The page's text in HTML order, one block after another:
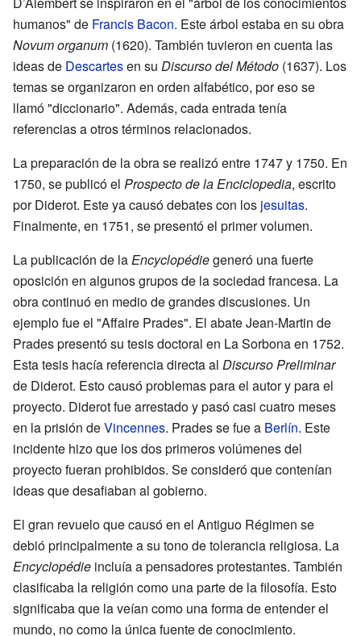
humanos" de Francis Bacon. Este árbol estaba en su obra
Novum organum (1620). También tuvieron en cuenta las
ideas de Descartesen su Discurso del Método (1637). Los
temas se organizaron en orden alfabético, por eso se
llamó "diccionario". Además, cada entrada tenía
referencias a otros términos relacionados.
La preparación de la obra se realizó entre 1747 y 1750. En
1750, se publicó el Prospecto de la Enciclopedia, escrito
por Diderot. Este ya causó debates con los jesuitas.
Finalmente, en 1751, se presentó el primer volumen.
La publicación de laEncyclopédiegeneró una fuerte
oposición en algunos grupos de la sociedad francesa. La
obra continuó en medio de grandes discusiones. Un
ejemplo fue el "Affaire Prades". El abate Jean-Martin de
Prades presentó su tesis doctoral en La Sorbona en 1752.
Esta tesis hacía referencia directa al Discurso Preliminar
de Diderot. Esto causó problemas para el autor y para el
proyecto. Diderot fue arrestado y pasó casi cuatro meses
en la prisión deVincennes. Prades se fue a Berlín. Este
incidente hizo que los dos primeros volúmenes del
proyecto fueran prohibidos. Se consideró que contenían
ideas que desafiaban al gobierno.
El gran revuelo que causó en el Antiguo Régimen se
debió principalmente a su tono de tolerancia religiosa. La
Encyclopédie incluía a pensadores protestantes. También
clasificaba la religión como una parte de la filosofía. Esto
significaba que la veían como una forma de entender el
mundo, no como la única fuente de conocimiento.